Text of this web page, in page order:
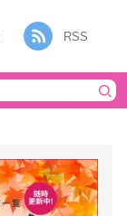
RSS